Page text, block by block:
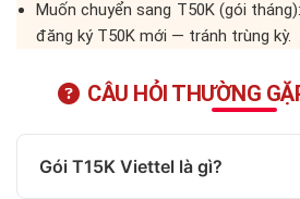
Muốn chuyển sang T50K (gói
đăng ký T50K mới — tránh trùng kỳ.
CÂU HỎI THƯỜNG
Gói T15K Viettel là gì?